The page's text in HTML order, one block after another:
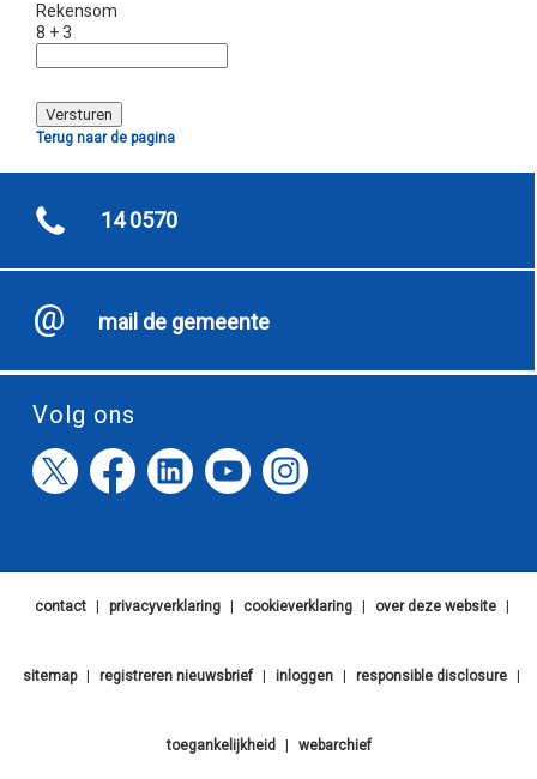
Rekensom
8 + 3
Terug naar de pagina
14 0570
mail de gemeente
Volg ons
contact privacyverklaring cookieverklaring over deze website
sitemap registreren nieuwsbrief inloggen responsible disclosure
toegankelijkheid webarchief